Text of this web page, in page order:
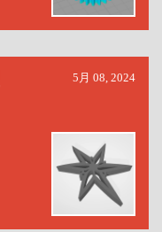
5月 08, 2024